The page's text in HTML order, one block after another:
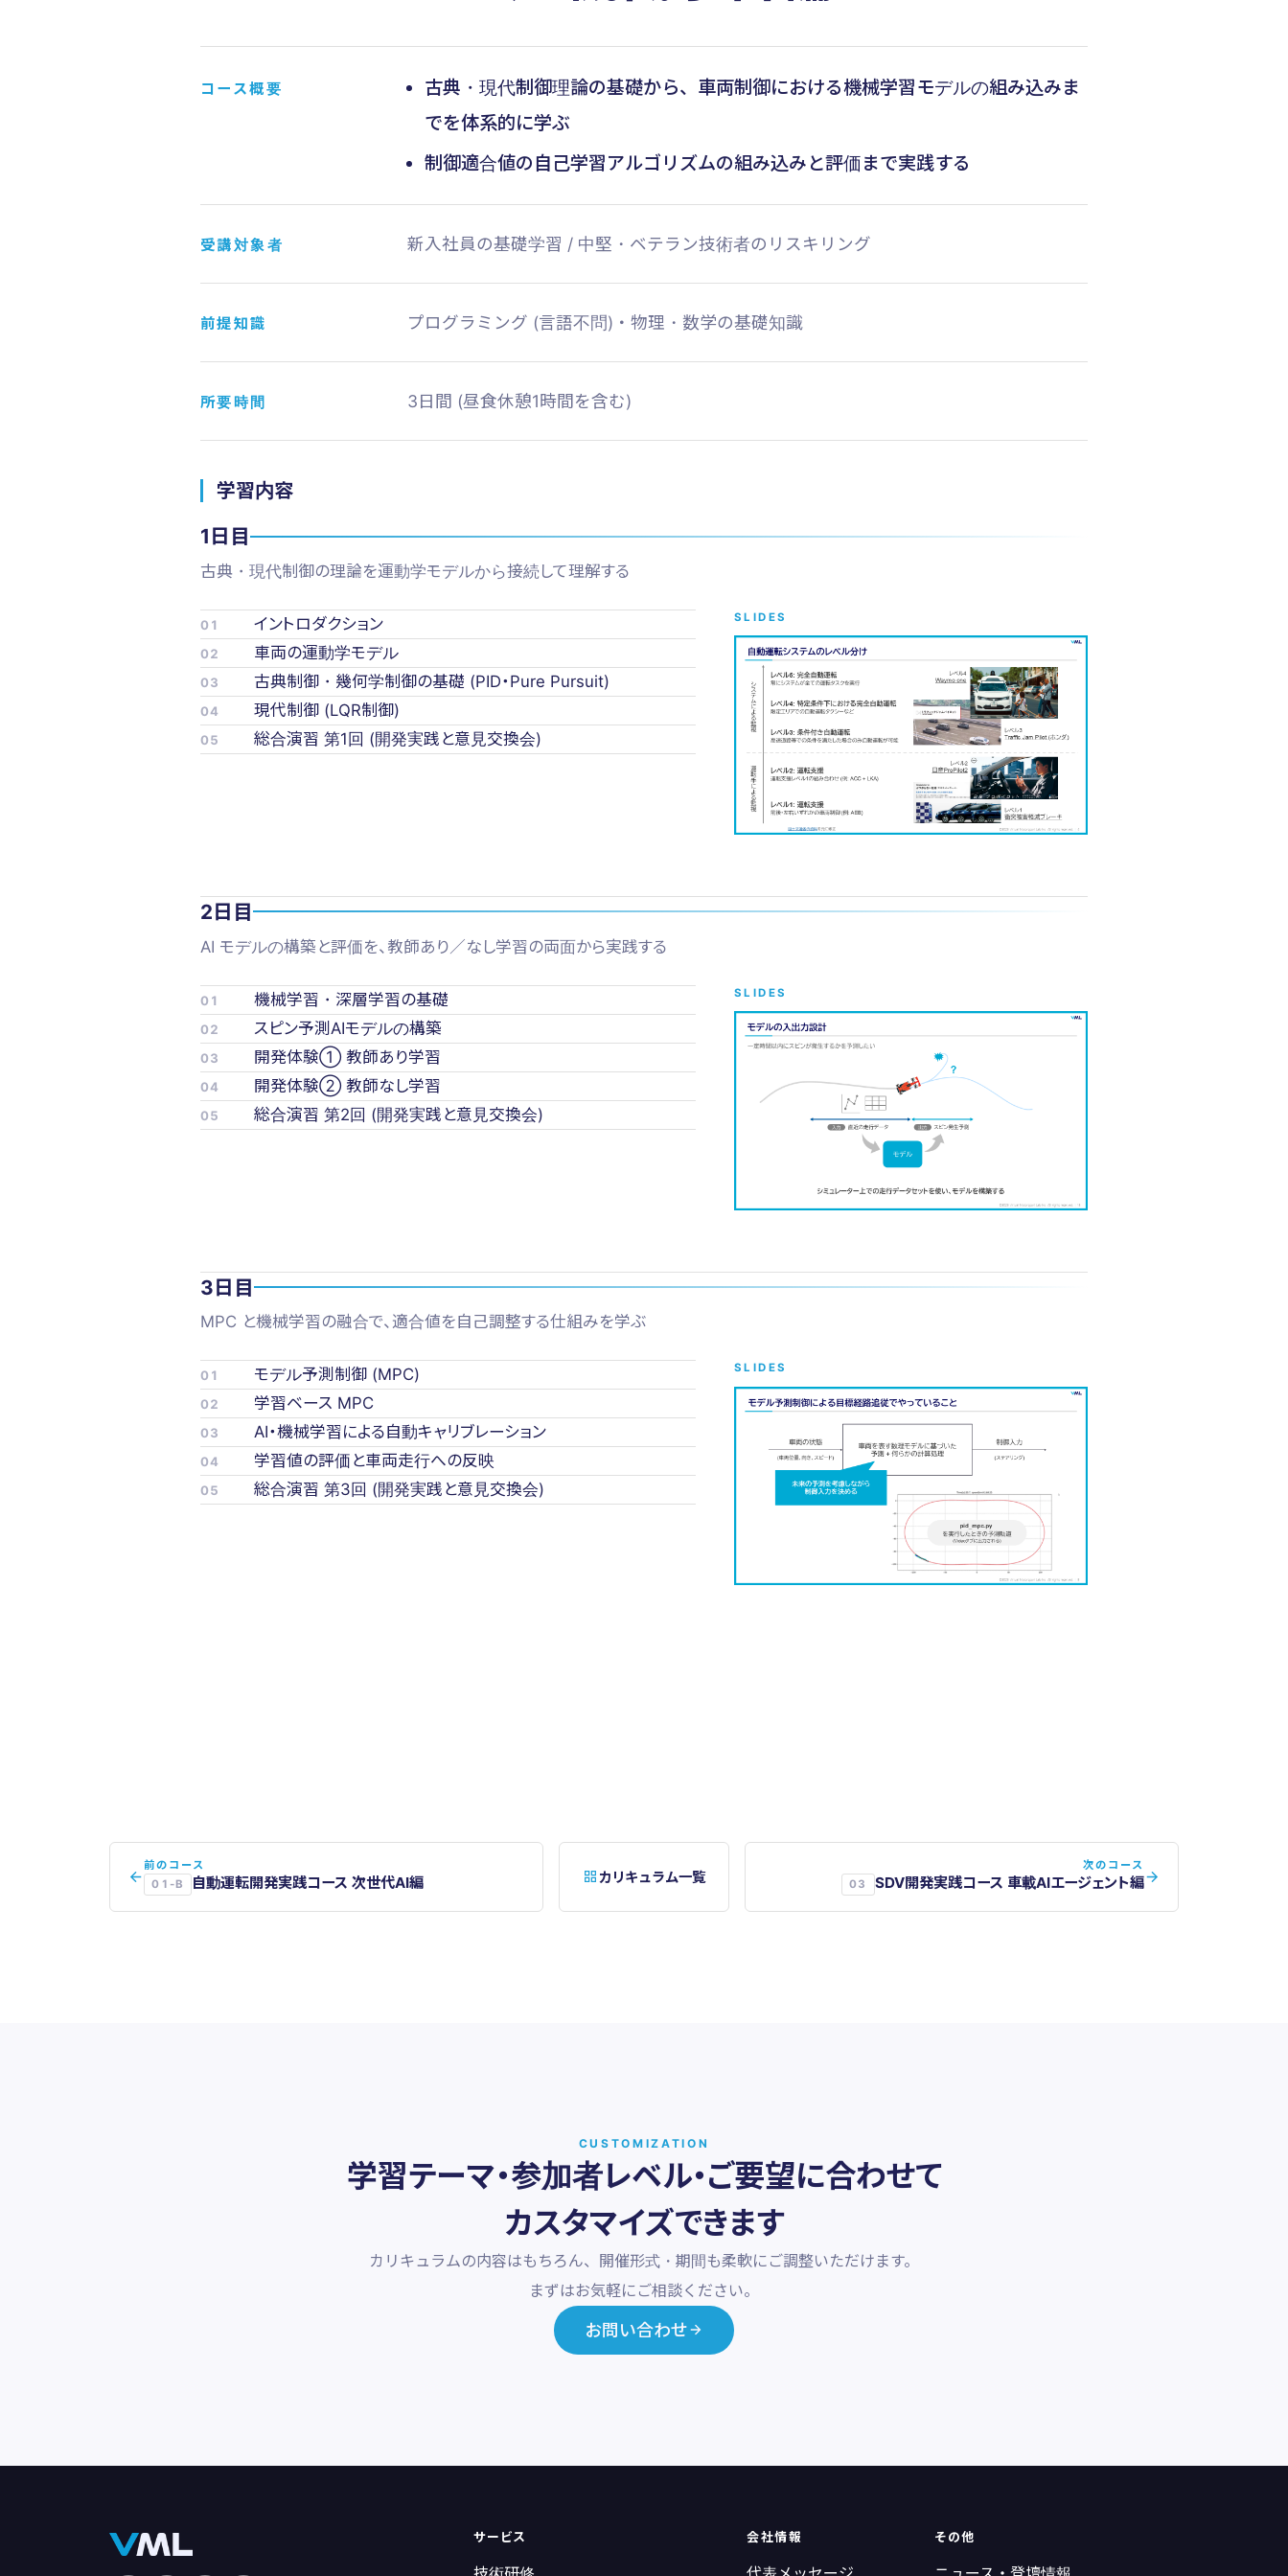
コース概要
古典・現代制御理論の基礎から、車両制御における機械学習モデルの組み込みま
でを体系的に学ぶ
制御適合値の自己学習アルゴリズムの組み込みと評価まで実践する
受講対象者 新入社員の基礎学習 / 中堅・ベテラン技術者のリスキリング
前提知識 プログラミング (言語不問)・物理・数学の基礎知識
所要時間 3日間 (昼食休憩1時間を含む)
学習内容
1日目
古典・現代制御の理論を運動学モデルから接続して理解する
01 イントロダクション
02 車両の運動学モデル
03 古典制御・幾何学制御の基礎 (PID・Pure Pursuit)
04 現代制御 (LQR制御)
05 総合演習 第1回 (開発実践と意見交換会)
SLIDES
2日目
AI モデルの構築と評価を、教師あり／なし学習の両面から実践する
01 機械学習・深層学習の基礎
02 スピン予測AIモデルの構築
03 開発体験① 教師あり学習
04 開発体験② 教師なし学習
05 総合演習 第2回 (開発実践と意見交換会)
SLIDES
3日目
MPC と機械学習の融合で、適合値を自己調整する仕組みを学ぶ
01 モデル予測制御 (MPC)
02 学習ベース MPC
03 AI・機械学習による自動キャリブレーション
04 学習値の評価と車両走行への反映
05 総合演習 第3回 (開発実践と意見交換会)
SLIDES
前のコース
01-B
自動運転開発実践コース 次世代AI編 カリキュラム一覧
次のコース
03
SDV開発実践コース 車載AIエージェント編
CUSTOMIZATION
学習テーマ・参加者レベル・ご要望に合わせて
カスタマイズできます
カリキュラムの内容はもちろん、開催形式・期間も柔軟にご調整いただけます。
まずはお気軽にご相談ください。
お問い合わせ
サービス 会社情報 その他